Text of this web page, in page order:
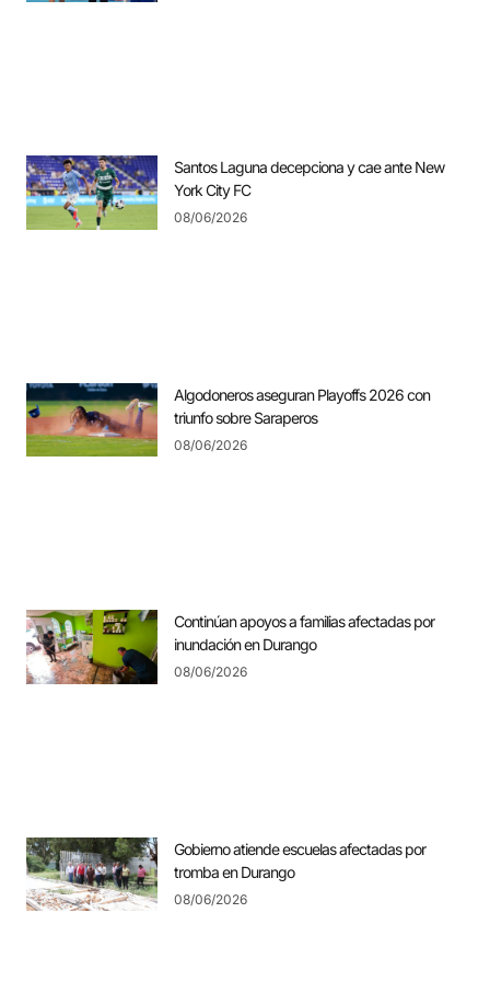
Santos Laguna decepciona y cae ante New
York City FC
08/06/2026
Algodoneros aseguran Playoffs 2026 con
triunfo sobre Saraperos
08/06/2026
Continúan apoyos a familias afectadas por
inundación en Durango
08/06/2026
Gobierno atiende escuelas afectadas por
tromba en Durango
08/06/2026